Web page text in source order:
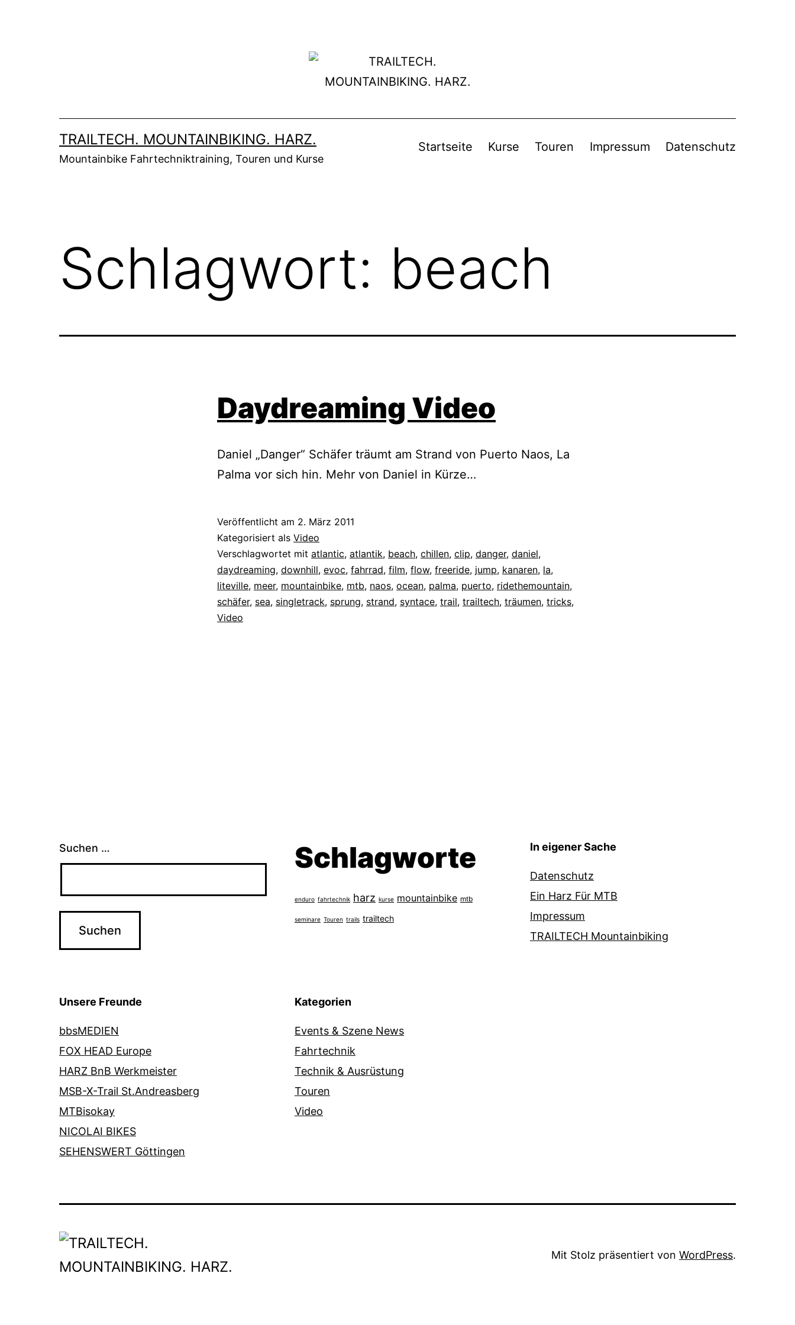
TRAILTECH. MOUNTAINBIKING. HARZ.
Mountainbike Fahrtechniktraining, Touren und Kurse
Startseite Kurse Touren Impressum Datenschutz
Schlagwort: beach
Daydreaming Video
Daniel „Danger“ Schäfer träumt am Strand von Puerto Naos, La
Palma vor sich hin. Mehr von Daniel in Kürze…
Veröffentlicht am 2. März 2011
Kategorisiert als Video
Verschlagwortet mit atlantic, atlantik, beach, chillen, clip, danger, daniel,
daydreaming, downhill, evoc, fahrrad, film, flow, freeride, jump, kanaren, la,
liteville, meer, mountainbike, mtb, naos, ocean, palma, puerto, ridethemountain,
schäfer, sea, singletrack, sprung, strand, syntace, trail, trailtech, träumen, tricks,
Video
Suchen … Schlagworte
enduro fahrtechnik harz kurse mountainbike mtb
seminare Touren trails trailtech
In eigener Sache
Datenschutz
Ein Harz Für MTB
Impressum
TRAILTECH Mountainbiking
Unsere Freunde
bbsMEDIEN
FOX HEAD Europe
HARZ BnB Werkmeister
MSB-X-Trail St.Andreasberg
MTBisokay
NICOLAI BIKES
SEHENSWERT Göttingen
Kategorien
Events & Szene News
Fahrtechnik
Technik & Ausrüstung
Touren
Video
Mit Stolz präsentiert von WordPress.